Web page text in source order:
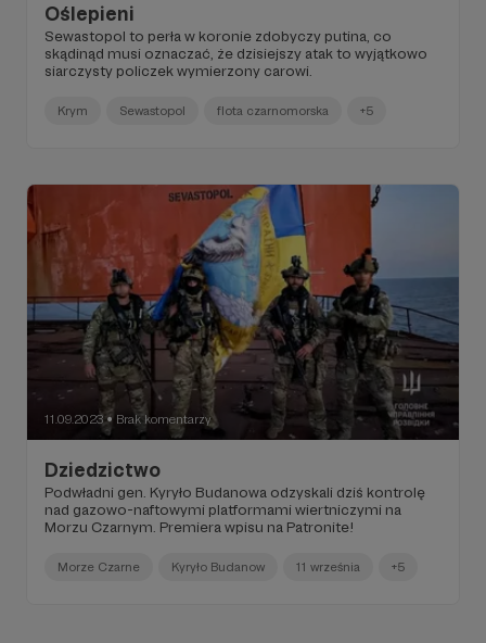
Oślepieni
Sewastopol to perła w koronie zdobyczy putina, co
skądinąd musi oznaczać, że dzisiejszy atak to wyjątkowo
siarczysty policzek wymierzony carowi.
Krym Sewastopol flota czarnomorska +5
11.09.2023 ● Brak komentarzy
Dziedzictwo
Podwładni gen. Kyryło Budanowa odzyskali dziś kontrolę
nad gazowo-naftowymi platformami wiertniczymi na
Morzu Czarnym. Premiera wpisu na Patronite!
Morze Czarne Kyryło Budanow 11 września +5